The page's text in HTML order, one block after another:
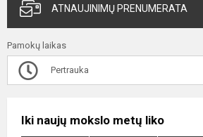
ATNAUJINIMŲ PRENUMERATA
Pamokų laikas
Pertrauka
Iki naujų mokslo metų liko